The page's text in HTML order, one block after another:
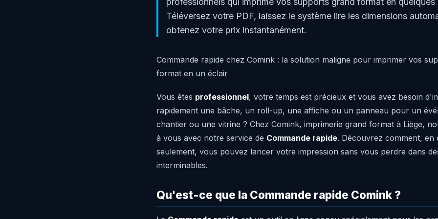
Téléversez votre PDF, laissez le système lire les dimensions
obtenez votre prix instantanément.
Commande rapide chez Comink : la solution maligne pour imprimer vos
format en un éclair
Vous êtes professionnel, votre temps est précieux et vous avez besoin
rapidement une bâche, un roll-up, une affiche ou un panneau pour un
chantier ou une vitrine ? Chez Comink, imprimerie grand format à Liège,
à vous avec notre service de Commande rapide. Découvrez comment, en
seulement, vous pouvez lancer votre impression sans vous perdre dans
interminables.
Qu'est-ce que la Commande rapide Comink ?